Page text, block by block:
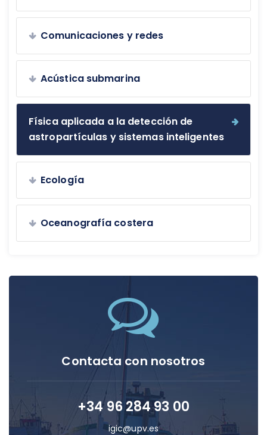
Comunicaciones y redes
Acústica submarina
Física aplicada a la detección de
astropartículas y sistemas inteligentes
Ecología
Oceanografía costera
Contacta con nosotros
+34 96 284 93 00
igic@upv.es